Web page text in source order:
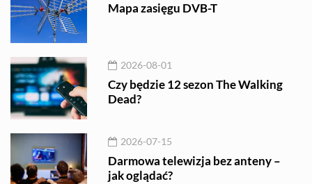
Mapa zasięgu DVB-T
2026-08-01
Czy będzie 12 sezon The Walking
Dead?
2026-07-15
Darmowa telewizja bez anteny –
jak oglądać?